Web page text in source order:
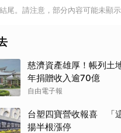
尾。請注意，部分內容可能未顯示
慈濟資產雄厚！帳列土
年捐贈收入逾70億
自由電子報
台塑四寶營收報喜 「
揚半根漲停